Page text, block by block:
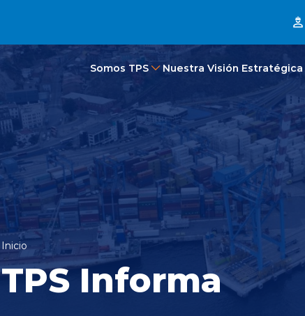
Somos TPS Nuestra Visión Estratégica
Inicio
TPS Informa